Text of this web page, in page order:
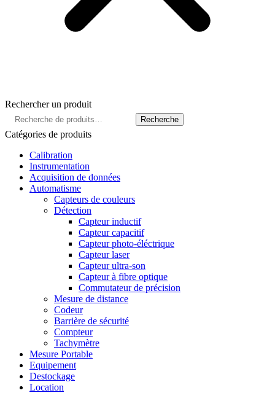
Rechercher un produit
Recherche
pour :
Recherche
Catégories de produits
Calibration
Instrumentation
Acquisition de données
Automatisme
Capteurs de couleurs
Détection
Capteur inductif
Capteur capacitif
Capteur photo-éléctrique
Capteur laser
Capteur ultra-son
Capteur à fibre optique
Commutateur de précision
Mesure de distance
Codeur
Barrière de sécurité
Compteur
Tachymètre
Mesure Portable
Equipement
Destockage
Location